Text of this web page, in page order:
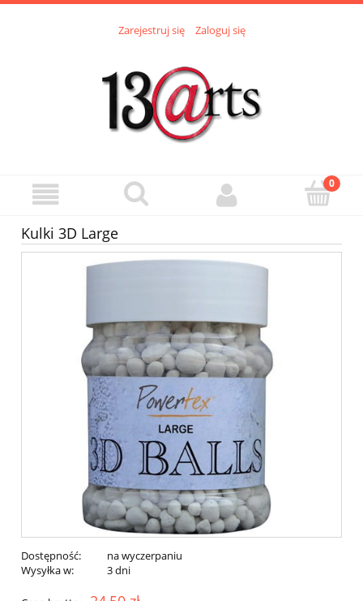
Zarejestruj się Zaloguj się
Kulki 3D Large
Dostępność:
na wyczerpaniu
Wysyłka w:
3 dni